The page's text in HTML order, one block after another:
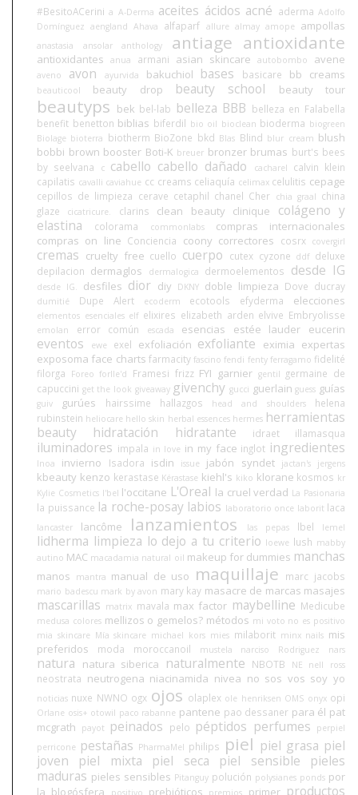
#BesitoACerini a A-Derma aceites ácidos acné aderma Adolfo
Domínguez aengland Ahava alfaparf allure almay amope ampollas
anastasia ansolar anthology antiage antioxidante
antioxidantes anua armani asian skincare autobombo avene
aveno avon ayurvida bakuchiol bases basicare bb creams
beauticool beauty drop beauty school beauty tour
beautyps bek bel-lab belleza BBB belleza en Falabella
benefit benetton biblias biferdil bio oil bioclean bioderma biogreen
Biolage bioterra biotherm BioZone bkd Blas Blind blur cream blush
bobbi brown booster Boti-K breuer bronzer brumas burt's bees
by seelvana
c cabello cabello dañado cacharel
calvin klein
capilatis cavalli caviahue cc creams celiaquía celimax celulitis cepage
cepillos de limpieza cerave cetaphil chanel Cher chia graal china
glaze
cicatricure. clarins clean beauty clinique
colágeno y
elastina
colorama commonlabs
compras internacionales
compras on line Conciencia coony correctores cosrx covergirl
cremas cruelty free cuello cuerpo cutex cyzone ddf deluxe
depilacion dermaglos dermalogica dermoelementos desde IG
desde IG. desfiles dior diy DKNY doble limpieza Dove ducray
dumitié Dupe Alert ecoderm ecotools efyderma elecciones
elementos esenciales elf elixires elizabeth arden elvive Embryolisse
emolan error común escada esencias estée lauder eucerin
eventos ewe exel exfoliación exfoliante eximia expertas
exposoma face charts farmacity fascino fendi fenty ferragamo fidelité
filorga
Foreo forlle'd Framesi frizz FYI garnier gentil germaine de
capuccini get the look giveaway givenchy gucci guerlain guess guías
guiv gurúes hairssime hallazgos head and shoulders
helena
rubinstein heliocare hello skin herbal essences hermes herramientas
beauty
hidratación hidratante idraet illamasqua
iluminadores impala in love in my face inglot ingredientes
Inoa invierno Isadora isdin issue jabón syndet jactan's jergens
kbeauty kenzo kerastase Kérastase kiehl's kiko klorane kosmos kr
Kylie Cosmetics l'bel l'occitane L'Oreal la cruel verdad La Pasionaria
la puissance la roche-posay labios laboratorio once laborit laca
lancaster lancôme lanzamientos las pepas lbel lemel
lidherma limpieza lo dejo a tu criterio loewe lush mabby
autino MAC macadamia natural oil makeup for dummies manchas
manos mantra manual de uso maquillaje marc jacobs
mario badescu mark by avon mary kay masacre de marcas masajes
mascarillas matrix mavala max factor maybelline Medicube
medusa colores mellizos o gemelos? métodos mi voto no es positivo
mia skincare Mía skincare michael kors mies milaborit minx nails mis
preferidos
moda moroccanoil mustela narciso Rodriguez nars
natura natura siberica naturalmente NBOTB NE nell ross
neostrata neutrogena niacinamida nivea no sos vos soy yo
noticias nuxe NWNO ogx ojos olaplex ole henriksen OMS onyx opi
Orlane osis+ otowil paco rabanne pantene pao dessaner para él pat
mcgrath
payot peinados pelo péptidos perfumes
perpiel
perricone pestañas PharmaMel philips piel piel grasa piel
joven
piel mixta piel seca piel sensible
pieles
maduras pieles sensibles Pitanguy polución polysianes ponds por
la blogósfera
positivo prebióticos premios primer productos